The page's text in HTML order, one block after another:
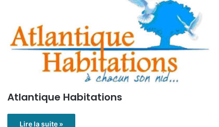
Atlantique Habitations
Lire la suite »